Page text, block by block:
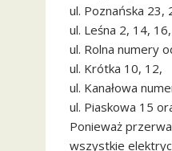
ul. Poznańska
ul. Leśna 2, 14,
ul. Rolna numery
ul. Krótka 10, 12,
ul. Kanałowa
ul. Piaskowa 15
Ponieważ
wszystkie